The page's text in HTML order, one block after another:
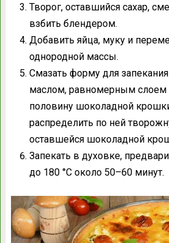
Творог, оставшийся сахар,
взбить блендером.
Добавить яйца, муку и
однородной массы.
Смазать форму для
маслом, равномерным слоем
половину шоколадной
распределить по ней
оставшейся шоколадной
Запекать в духовке,
до 180 °С около 50–60 минут.